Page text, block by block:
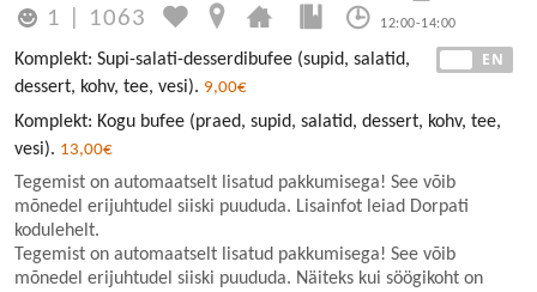
1 1063 12:00-14:00
EN
Komplekt: Supi-salati-desserdibufee (supid, salatid,
dessert, kohv, tee, vesi). 9,00€
Komplekt: Kogu bufee (praed, supid, salatid, dessert, kohv, tee,
vesi). 13,00€
Tegemist on automaatselt lisatud pakkumisega! See võib
mõnedel erijuhtudel siiski puududa. Lisainfot leiad Dorpati
kodulehelt.
Tegemist on automaatselt lisatud pakkumisega! See võib
mõnedel erijuhtudel siiski puududa. Näiteks kui söögikoht on